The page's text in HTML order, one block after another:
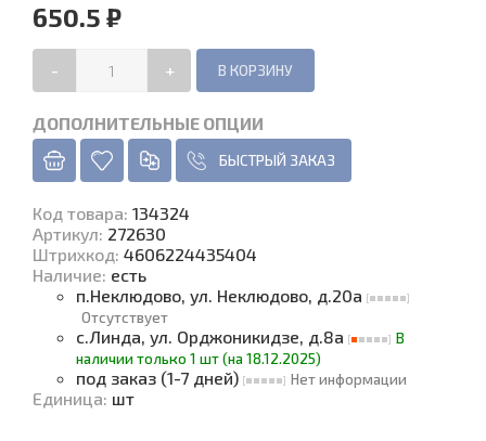
650.5 ₽
- +
ДОПОЛНИТЕЛЬНЫЕ ОПЦИИ
БЫСТРЫЙ ЗАКАЗ
Код товара: 134324
Артикул: 272630
Штрихкод: 4606224435404
Наличие: есть
п.Неклюдово, ул. Неклюдово, д.20а
Отсутствует
с.Линда, ул. Орджоникидзе, д.8а
В
наличии только 1 шт (на 18.12.2025)
под заказ (1-7 дней) Нет информации
Единица: шт